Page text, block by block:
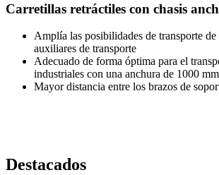
Carretillas retráctiles con chasis
Amplía las posibilidades de transporte
auxiliares de transporte
Adecuado de forma óptima para el
industriales con una anchura de 1000 mm
Mayor distancia entre los brazos de
Destacados